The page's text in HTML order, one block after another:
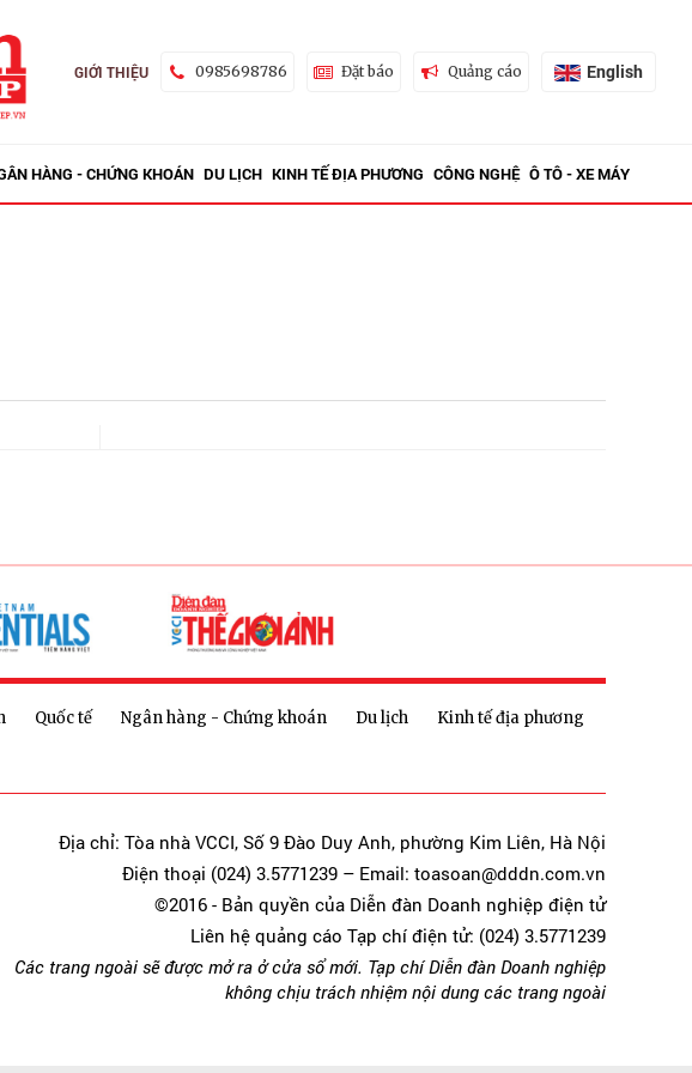
GIỚI THIỆU 0985698786 Đặt báo Quảng cáo English
HÀNG - CHỨNG KHOÁN DU LỊCH KINH TẾ ĐỊA PHƯƠNG CÔNG NGHỆ Ô TÔ - XE MÁY
Quốc tế Ngân hàng - Chứng khoán Du lịch
Kinh tế địa phương
Địa chỉ: Tòa nhà VCCI, Số 9 Đào Duy Anh, phường Kim Liên, Hà Nội
Điện thoại (024) 3.5771239 – Email: toasoan@dddn.com.vn
©2016 - Bản quyền của Diễn đàn Doanh nghiệp điện tử
Liên hệ quảng cáo Tạp chí điện tử: (024) 3.5771239
Các trang ngoài sẽ được mở ra ở cửa sổ mới. Tạp chí Diễn đàn Doanh nghiệp
không chịu trách nhiệm nội dung các trang ngoài